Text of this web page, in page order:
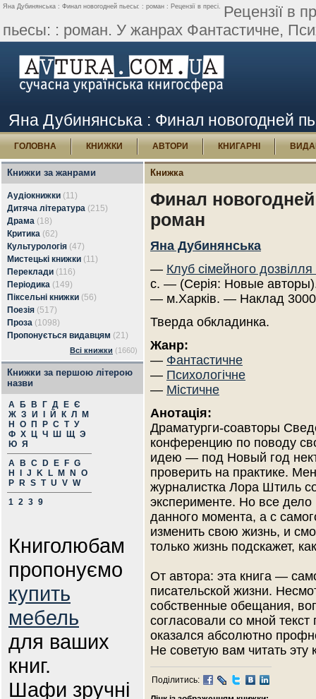
Яна Дубинянська : Финал новогодней пьесы: : роман : Рецензії в пресі. Рецензії в
пьесы: : роман. У жанрах Фантастичне,
Яна Дубинянська : Финал новогодней
ГОЛОВНА КНИЖКИ АВТОРИ КНИГАРНІ
Книжки за жанрами
Аудіокнижки (11)
Дитяча література (215)
Драма (18)
Критика (62)
Культурологія (47)
Мистецькі книжки (11)
Переклади (116)
Періодика (149)
Піксельні книжки (56)
Поезія (517)
Проза (1098)
Пропонується видавцям (21)
Всі книжки (1660)
Книжки за першою літерою
назви
А Б В Г Д Е Є
Ж З И Й К Л
М
Н
О П Р С Т У
Ф Х Ц Ч Ш Щ Э
Ю Я
A
B C D E F G
H
J K L M N
O
P
R S T U V W
1 2 3 9
Книголюбам
пропонуємо
купить
мебель
для ваших
книг.
Шафи зручні
Книжка
Финал
роман
Яна Дубинянська
— Клуб сімейного
с. — (Серія: Новые
— м.Харків. — Наклад
Тверда обкладинка.
Жанр:
— Фантастичне
— Психологічне
— Містичне
Анотація:
Драматурги-соавторы
конференцию по поводу
идею — под Новый год
проверить на практике.
журналистка Лора Штиль
эксперименте. Но все дело
данного момента, а с
изменить свою жизнь, и
только жизнь подскажет,
От автора: эта книга —
писательской жизни.
собственные обещания,
согласовали со мной
оказался абсолютно
Не советую вам читать эту
Поділитись: